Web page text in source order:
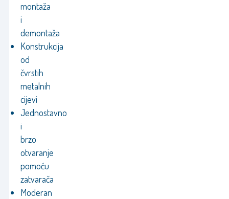
montaža
i
demontaža
Konstrukcija
od
čvrstih
metalnih
cijevi
Jednostavno
i
brzo
otvaranje
pomoću
zatvarača
Moderan